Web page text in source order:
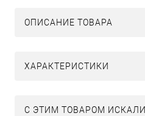
ОПИСАНИЕ ТОВАРА
ХАРАКТЕРИСТИКИ
C ЭТИМ ТОВАРОМ ИСКАЛИ